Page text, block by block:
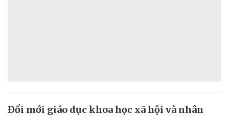
Đổi mới giáo dục khoa học xã hội và nhân